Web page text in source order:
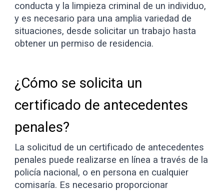
conducta y la limpieza criminal de un individuo,
y es necesario para una amplia variedad de
situaciones, desde solicitar un trabajo hasta
obtener un permiso de residencia.
¿Cómo se solicita un
certificado de antecedentes
penales?
La solicitud de un certificado de antecedentes
penales puede realizarse en línea a través de la
policía nacional, o en persona en cualquier
comisaría. Es necesario proporcionar